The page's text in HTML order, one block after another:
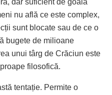
nu află ce este complex,
sunt blocate sau de ce o
bugete de milioane
unui târg de Crăciun este
filosofică.
tentație. Permite o